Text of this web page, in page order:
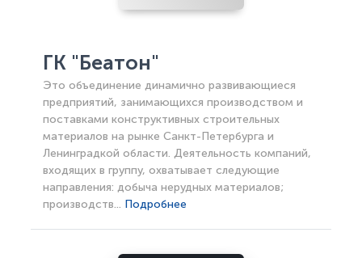
ГК "Беатон"
Это объединение динамично развивающиеся
предприятий, занимающихся производством и
поставками конструктивных строительных
материалов на рынке Санкт-Петербурга и
Ленинградкой области. Деятельность компаний,
входящих в группу, охватывает следующие
направления: добыча нерудных материалов;
производств... Подробнее